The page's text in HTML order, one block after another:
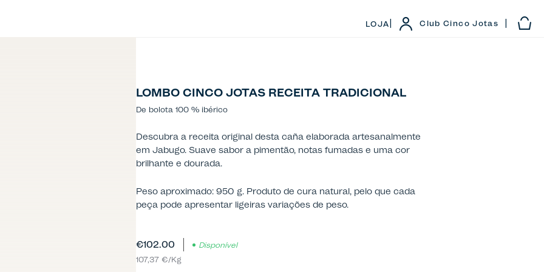
LOJA Club Cinco Jotas
LOMBO CINCO JOTAS RECEITA TRADICIONAL
De bolota 100 % ibérico
Descubra a receita original desta caña elaborada artesanalmente
em Jabugo. Suave sabor a pimentão, notas fumadas e uma cor
brilhante e dourada.
Peso aproximado: 950 g. Produto de cura natural, pelo que cada
peça pode apresentar ligeiras variações de peso.
€102.00
Disponível
107,37 €/Kg